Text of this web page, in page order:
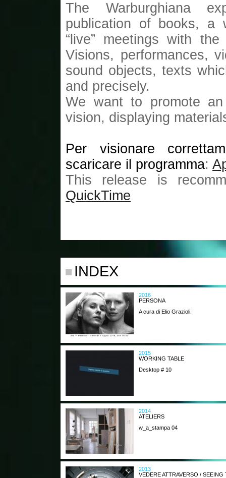
The Warburghiana
publication of books, a
“live” meetings with
Visions, performances,
sound objects, texts
and precisely.
We want to promote
vision, displaying
Per visionare
scaricare il programma:
This release is
QuickTime
INDEX
2016
PERSONA
A cura di Elio Grazioli.
2015
WORKING TABLE
Desktop # 10
2014
ATELIERS
w_a_stampa 04
2013
VEDERE ATTRAVERSO /